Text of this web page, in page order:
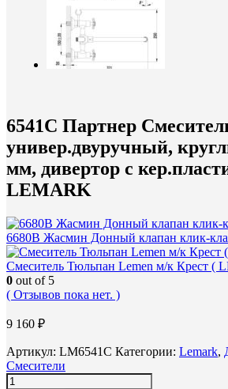
6541C Партнер
универ.двуручный,
мм, дивертор с
LEMARK
6680B Жасмин Донный клапан клик-
Смеситель Тюльпан Lemen м/к Крест (
0 out of 5
( Отзывов пока нет. )
9 160 ₽
Артикул: LM6541C Категории: Lemark,
Смесители